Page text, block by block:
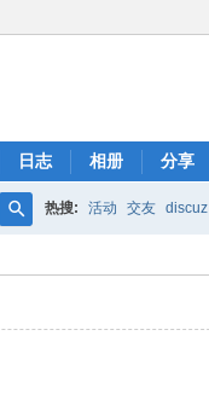
日志 相册 分享
索
热搜: 活动 交友 discuz